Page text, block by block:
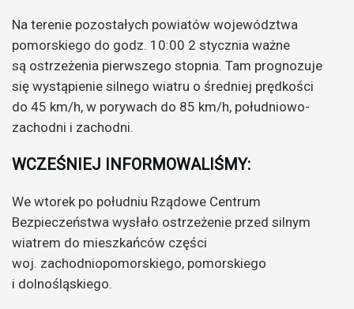
Na terenie pozostałych powiatów województwa
pomorskiego do godz. 10:00 2 stycznia ważne
są ostrzeżenia pierwszego stopnia. Tam prognozuje
się wystąpienie silnego wiatru o średniej prędkości
do 45 km/h, w porywach do 85 km/h, południowo-
zachodni i zachodni.
WCZEŚNIEJ INFORMOWALIŚMY:
We wtorek po południu Rządowe Centrum
Bezpieczeństwa wysłało ostrzeżenie przed silnym
wiatrem do mieszkańców części
woj. zachodniopomorskiego, pomorskiego
i dolnośląskiego.